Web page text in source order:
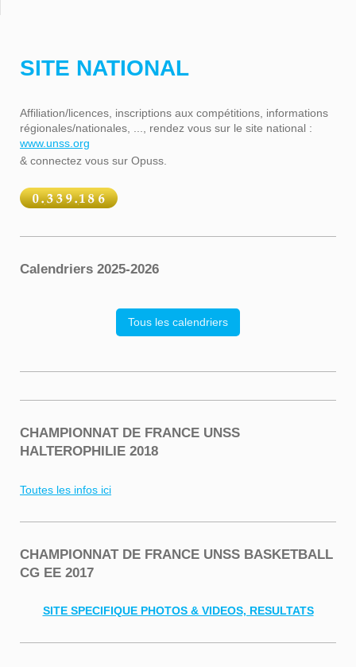
SITE NATIONAL
Affiliation/licences, inscriptions aux compétitions, informations
régionales/nationales, ..., rendez vous sur le site national :
www.unss.org
& connectez vous sur Opuss.
Calendriers 2025-2026
Tous les calendriers
CHAMPIONNAT DE FRANCE UNSS
HALTEROPHILIE 2018
Toutes les infos ici
CHAMPIONNAT DE FRANCE UNSS BASKETBALL
CG EE 2017
SITE SPECIFIQUE PHOTOS & VIDEOS, RESULTATS